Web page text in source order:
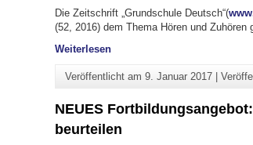
Die Zeitschrift „Grundschule Deutsch“(
(52, 2016) dem Thema Hören und Zuhören
Weiterlesen"Themenheft Hören und
Veröffentlicht am9. Januar 2017 |
NEUES
beurteilen